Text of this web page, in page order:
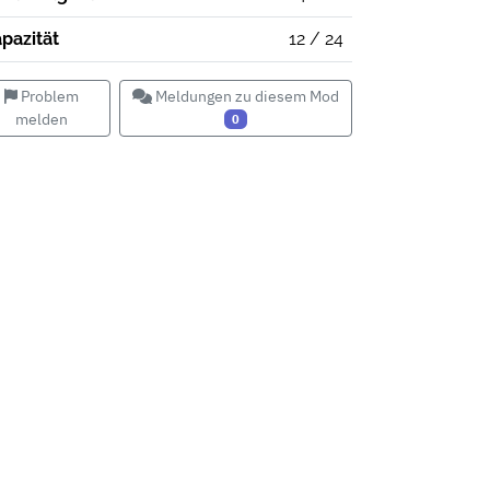
12 / 24
Problem
melden
Meldungen zu diesem Mod
0